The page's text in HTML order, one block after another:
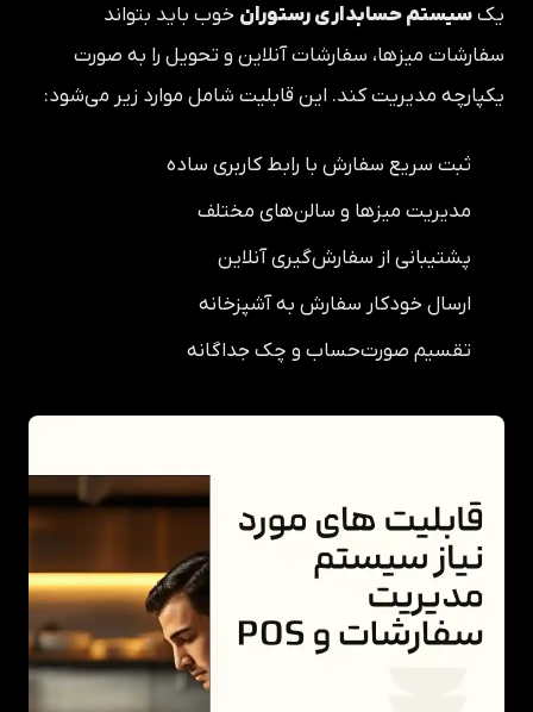
یکسیستم حسابداری رستوران خوب باید بتواند
سفارشات میزها، سفارشات آنلاین و تحویل را به صورت
یکپارچه مدیریت کند. این قابلیت شامل موارد زیر می‌شود:
ثبت سریع سفارش با رابط کاربری ساده
مدیریت میزها و سالن‌های مختلف
پشتیبانی از سفارش‌گیری آنلاین
ارسال خودکار سفارش به آشپزخانه
تقسیم صورت‌حساب و چک جداگانه